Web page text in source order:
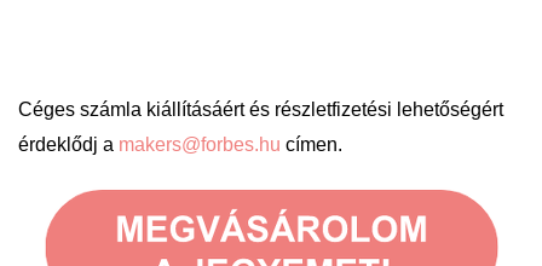
Céges számla kiállításáért és részletfizetési lehetőségért
érdeklődj a makers@forbes.hu címen.